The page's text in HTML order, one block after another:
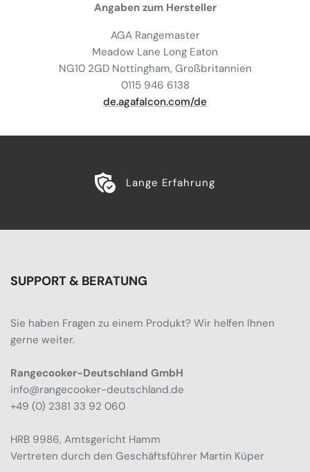
Angaben zum Hersteller
AGA Rangemaster
Meadow Lane Long Eaton
NG10 2GD Nottingham, Großbritannien
0115 946 6138
de.agafalcon.com/de
Lange Erfahrung
SUPPORT & BERATUNG
Sie haben Fragen zu einem Produkt? Wir helfen Ihnen
gerne weiter.
Rangecooker-Deutschland GmbH
info@rangecooker-deutschland.de
+49 (0) 2381 33 92 060
HRB 9986, Amtsgericht Hamm
Vertreten durch den Geschäftsführer Martin Küper